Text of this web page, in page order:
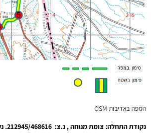
המפה באדיבות OSM
נקודת התחלה: צומת מנוחה , נ.צ: 212945/468616. נקודת סיום: חניון נחל חיון,